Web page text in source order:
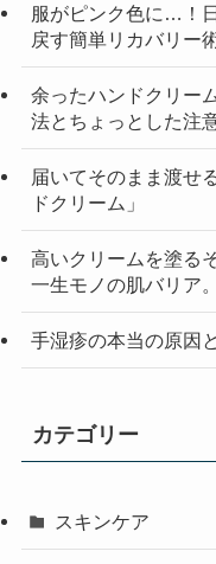
服がピンク色に…！
戻す簡単リカバリー
余ったハンドクリー
法とちょっとした注
届いてそのまま渡せ
ドクリーム」
高いクリームを塗る
一生モノの肌バリア。
手湿疹の本当の原因
カテゴリー
スキンケア